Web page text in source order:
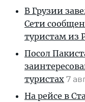
В Грузии
Сети
туристам из
Посол
туристах 7
На рейсе в